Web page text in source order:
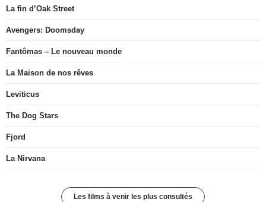
La fin d’Oak Street
Avengers: Doomsday
Fantômas – Le nouveau monde
La Maison de nos rêves
Leviticus
The Dog Stars
Fjord
La Nirvana
Les films à venir les plus consultés